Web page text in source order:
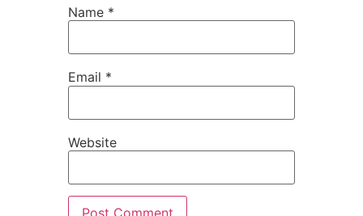
Name *
Email *
Website